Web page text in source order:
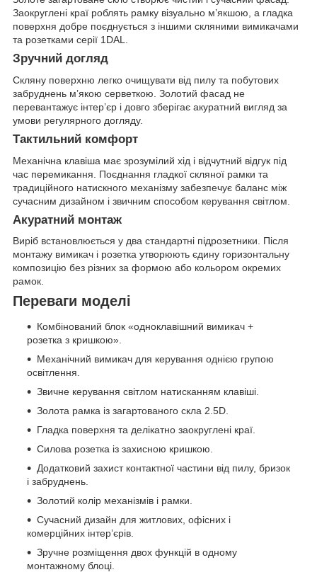
Заокруглені краї роблять рамку візуально м’якшою, а гладка
поверхня добре поєднується з іншими скляними вимикачами
та розетками серії 1DAL.
Зручний догляд
Скляну поверхню легко очищувати від пилу та побутових
забруднень м’якою серветкою. Золотий фасад не
перевантажує інтер’єр і довго зберігає акуратний вигляд за
умови регулярного догляду.
Тактильний комфорт
Механічна клавіша має зрозумілий хід і відчутний відгук під
час перемикання. Поєднання гладкої скляної рамки та
традиційного натискного механізму забезпечує баланс між
сучасним дизайном і звичним способом керування світлом.
Акуратний монтаж
Виріб встановлюється у два стандартні підрозетники. Після
монтажу вимикач і розетка утворюють єдину горизонтальну
композицію без різних за формою або кольором окремих
рамок.
Переваги моделі
Комбінований блок «одноклавішний вимикач +
розетка з кришкою».
Механічний вимикач для керування однією групою
освітлення.
Звичне керування світлом натисканням клавіші.
Золота рамка із загартованого скла 2.5D.
Гладка поверхня та делікатно заокруглені краї.
Силова розетка із захисною кришкою.
Додатковий захист контактної частини від пилу, бризок
і забруднень.
Золотий колір механізмів і рамки.
Сучасний дизайн для житлових, офісних і
комерційних інтер’єрів.
Зручне розміщення двох функцій в одному
монтажному блоці.